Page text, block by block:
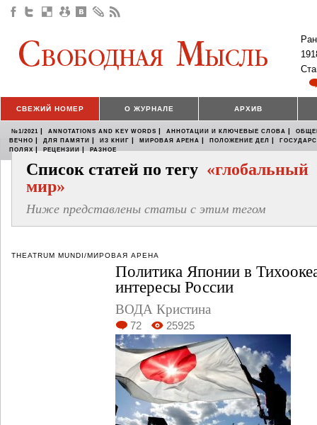
СВЕЖИЙ НОМЕР О ЖУРНАЛЕ АРХИВ
№1/2021 | ANNOTATIONS AND KEY WORDS | АННОТАЦИИ И КЛЮЧЕВЫЕ СЛОВА |
ВЕЧНО | ДЛЯ ПАМЯТИ | ИЗ КНИГ | МИРОВАЯ АРЕНА | ПОЛОЖЕНИЕ ДЕЛ |
ПОЛЯХ | РЕЦЕНЗИИ | РАЗНОЕ
Список статей по тегу «глобальный
мир»
Ниже представлены статьи с этим тегом
THEATRUM MUNDI/МИРОВАЯ АРЕНА
Политика Японии в
интересы России
ВОДА Кристина
72 25925